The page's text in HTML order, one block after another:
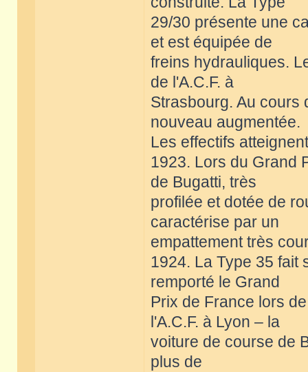
29/30 présente une
et est équipée de
freins hydrauliques.
de l'A.C.F. à
Strasbourg. Au cours
nouveau augmentée.
Les effectifs
1923. Lors du Grand
de Bugatti, très
profilée et dotée de
caractérise par un
empattement très
1924. La Type 35 fait
remporté le Grand
Prix de France lors
l'A.C.F. à Lyon – la
voiture de course de
plus de